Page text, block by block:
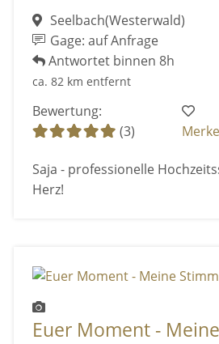
Seelbach(Westerwald)
Gage: auf Anfrage
Antwortet binnen 8h
ca. 82 km entfernt
Bewertung:
(3)
Saja - professionelle
Herz!
Euer Moment -